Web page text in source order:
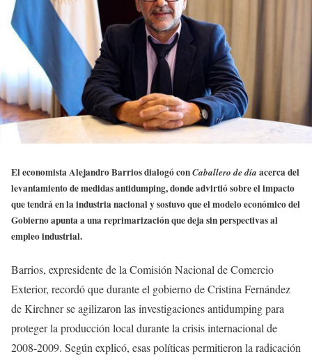
El economista Alejandro Barrios dialogó conCaballero de día acerca del
levantamiento de medidas antidumping, donde advirtió sobre el impacto
que tendrá en la industria nacional y sostuvo que el modelo económico del
Gobierno apunta a una reprimarización que deja sin perspectivas al
empleo industrial.
Barrios, expresidente de la Comisión Nacional de Comercio
Exterior, recordó que durante el gobierno de Cristina Fernández
de Kirchner se agilizaron las investigaciones antidumping para
proteger la producción local durante la crisis internacional de
2008-2009. Según explicó, esas políticas permitieron la radicación